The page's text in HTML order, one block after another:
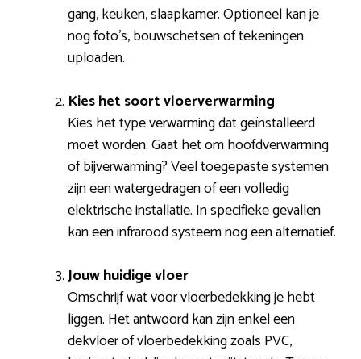
gang, keuken, slaapkamer. Optioneel kan je
nog foto’s, bouwschetsen of tekeningen
uploaden.
Kies het soort vloerverwarming
Kies het type verwarming dat geïnstalleerd
moet worden. Gaat het om hoofdverwarming
of bijverwarming? Veel toegepaste systemen
zijn een watergedragen of een volledig
elektrische installatie. In specifieke gevallen
kan een infrarood systeem nog een alternatief.
Jouw huidige vloer
Omschrijf wat voor vloerbedekking je hebt
liggen. Het antwoord kan zijn enkel een
dekvloer of vloerbedekking zoals PVC,